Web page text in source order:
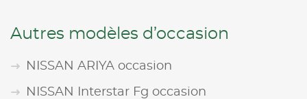
Autres modèles d’occasion
NISSAN ARIYA occasion
NISSAN Interstar Fg occasion